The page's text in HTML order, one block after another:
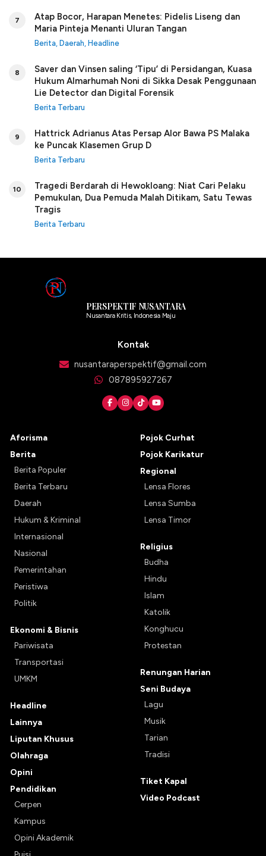
7
Atap Bocor, Harapan Menetes: Pidelis Liseng dan
Maria Pinteja Menanti Uluran Tangan
Berita Daerah Headline
8
Saver dan Vinsen saling ‘Tipu’ di Persidangan, Kuasa
Hukum Almarhumah Noni di Sikka Desak Penggunaan
Lie Detector dan Digital Forensik
Berita Terbaru
9
Hattrick Adrianus Atas Persap Alor Bawa PS Malaka
ke Puncak Klasemen Grup D
Berita Terbaru
10
Tragedi Berdarah di Hewokloang: Niat Cari Pelaku
Pemukulan, Dua Pemuda Malah Ditikam, Satu Tewas
Tragis
Berita Terbaru
PERSPEKTIF NUSANTARA
Nusantara Kritis, Indonesia Maju
Kontak
nusantaraperspektif@gmail.com
087895927267
Aforisma
Berita
Berita Populer
Berita Terbaru
Daerah
Hukum & Kriminal
Internasional
Nasional
Pemerintahan
Peristiwa
Politik
Ekonomi & Bisnis
Pariwisata
Transportasi
UMKM
Headline
Lainnya
Liputan Khusus
Olahraga
Opini
Pendidikan
Cerpen
Kampus
Opini Akademik
Pojok Curhat
Pojok Karikatur
Regional
Lensa Flores
Lensa Sumba
Lensa Timor
Religius
Budha
Hindu
Islam
Katolik
Konghucu
Protestan
Renungan Harian
Seni Budaya
Lagu
Musik
Tarian
Tradisi
Tiket Kapal
Video Podcast